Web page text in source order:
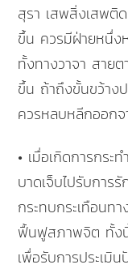
สุรา เสพสิ่งเสพติ
ขึ้น ควรมีฝ่ายหนึ่ง
ทั้งทางวาจา สายต
ขึ้น ถ้าถึงขั้นขว้างป
ควรหลบหลีกออก
• เมื่อเกิดการกระ
บาดเจ็บไปรับการ
กระทบกระเทือนท
ฟื้นฟูสภาพจิต ทั้ง
เพื่อรับการประเมิ